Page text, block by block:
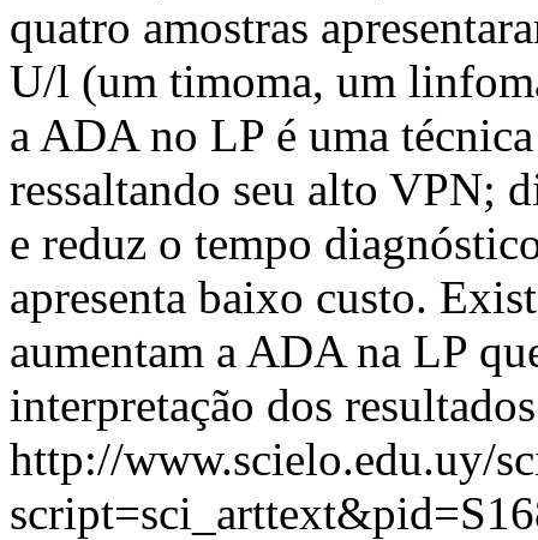
quatro amostras
U/l (um timoma, um
a ADA no LP é uma
ressaltando seu alto VPN;
e reduz o tempo
apresenta baixo custo.
aumentam a ADA na LP
interpretação dos
http://www.scielo.edu.uy/